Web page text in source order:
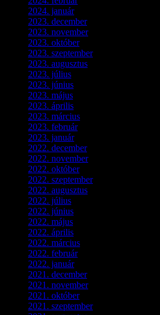
2024. január(3)
2023. december(1)
2023. november(1)
2023. október(5)
2023. szeptember(3)
2023. augusztus
2023. július
2023. június
2023. május
2023. április
2023. március
2023. február(4)
2023. január(1)
2022. december(2)
2022. november(4)
2022. október(8)
2022. szeptember(9)
2022. augusztus
2022. július
2022. június
2022. május
2022. április
2022. március
2022. február(4)
2022. január(3)
2021. december(2)
2021. november(5)
2021. október(8)
2021. szeptember(4)